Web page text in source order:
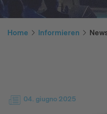
Home Informieren
04. giugno 2025